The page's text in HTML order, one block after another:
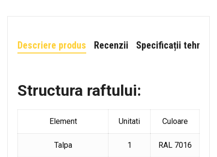
Descriere produs Recenzii Specificații tehnice
Structura raftului:
Element Unitati Culoare
Talpa 1 RAL 7016